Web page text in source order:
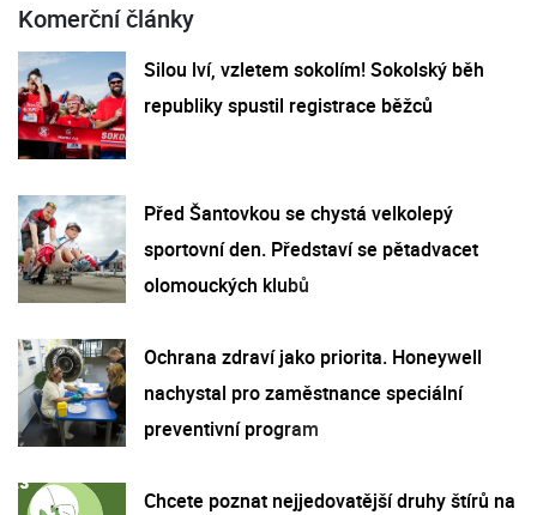
Komerční články
Silou lví, vzletem sokolím! Sokolský běh
republiky spustil registrace běžců
Před Šantovkou se chystá velkolepý
sportovní den. Představí se pětadvacet
olomouckých klubů
Ochrana zdraví jako priorita. Honeywell
nachystal pro zaměstnance speciální
preventivní program
Chcete poznat nejjedovatější druhy štírů na